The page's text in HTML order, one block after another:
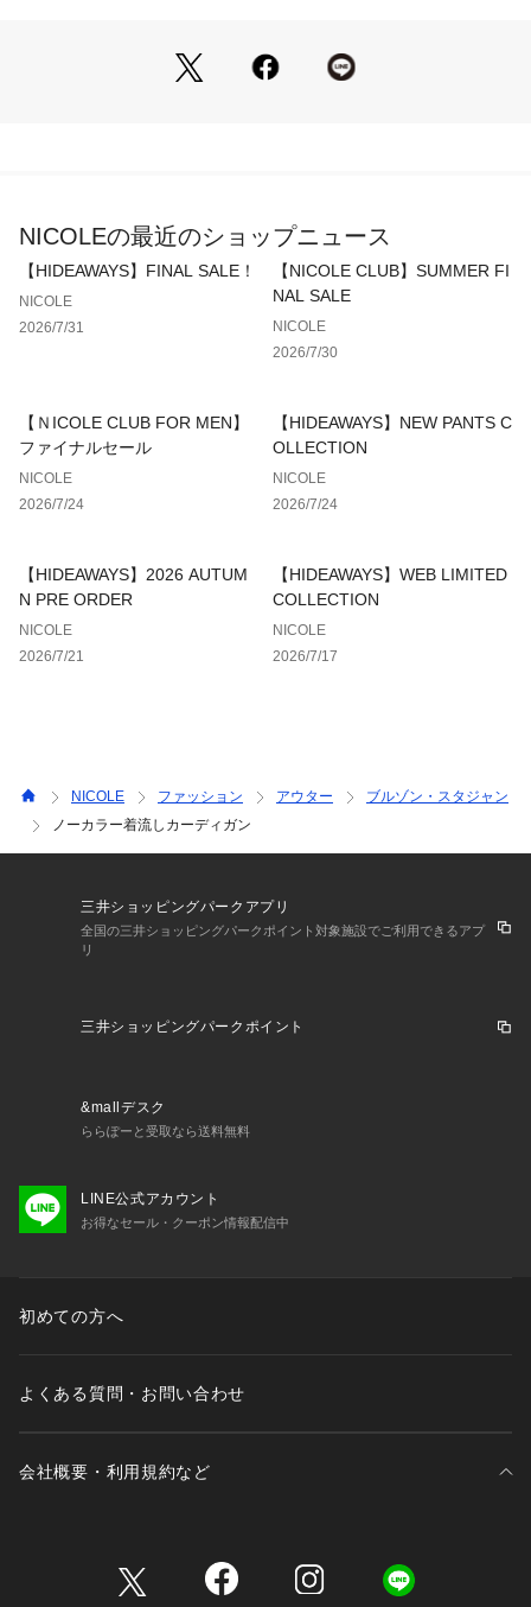
インナーはクルーネックからタートルまでコーディネートしや
＊袖口に「GP」の配色刺繍ロゴあり
＊ポケットあり
＊着流しデザイン（フロントの留め具なし）
■fabric
透け感：なし
裏地：なし
伸縮性：あり
光沢感：多少ツヤあり
生地の厚さ：厚みあり
※詳しいお手入れ方法は商品タグをご参照ください
■coordinate
イズ・素材が若干異なる場合がございます。
NICOLEの最近のショップニュース
【HIDEAWAYS】FINAL SALE！
NICOLE
2026/7/31
【NICOLE CLUB】SUMMER FI
NAL SALE
NICOLE
2026/7/30
【ＮICOLE CLUB FOR MEN】
ファイナルセール
NICOLE
2026/7/24
【HIDEAWAYS】NEW PANTS C
OLLECTION
NICOLE
2026/7/24
【HIDEAWAYS】2026 AUTUM
N PRE ORDER
NICOLE
2026/7/21
【HIDEAWAYS】WEB LIMITED
COLLECTION
NICOLE
2026/7/17
NICOLE ファッション アウター
ブルゾン・スタジャン
ノーカラー着流しカーディガン
三井ショッピングパークアプリ
全国の三井ショッピングパークポイント対象施設でご利用できるアプ
リ
三井ショッピングパークポイント
&mallデスク
ららぽーと受取なら送料無料
LINE公式アカウント
お得なセール・クーポン情報配信中
初めての方へ
よくある質問・お問い合わせ
会社概要・利用規約など